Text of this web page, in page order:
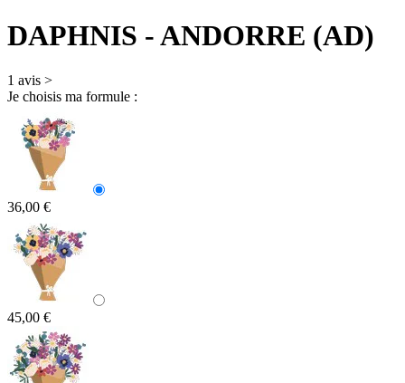
DAPHNIS - ANDORRE (AD)
1 avis >
Je choisis ma formule :
36,00 €
45,00 €